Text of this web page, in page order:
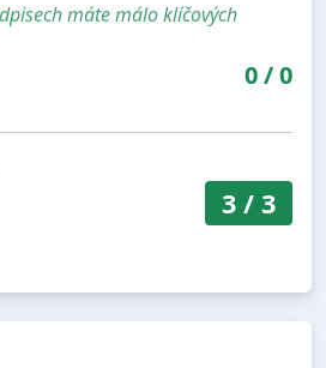
máte málo klíčových
0/0
3/ 3